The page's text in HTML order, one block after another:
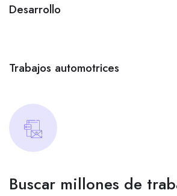
Desarrollo
Trabajos automotrices
Buscar millones de